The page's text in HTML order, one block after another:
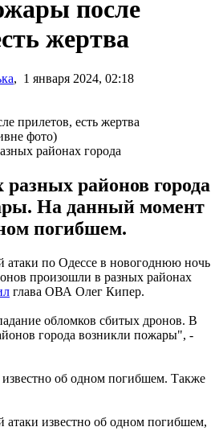
после
жертва
, 1 января 2024, 02:18
фото)
районах города
районов города
На данный момент
погибшем.
атаки по Одессе в новогоднюю ночь
произошли в разных районах
глава ОВА Олег Кипер.
обломков сбитых дронов. В
города возникли пожары", -
об одном погибшем. Также
атаки известно об одном погибшем,